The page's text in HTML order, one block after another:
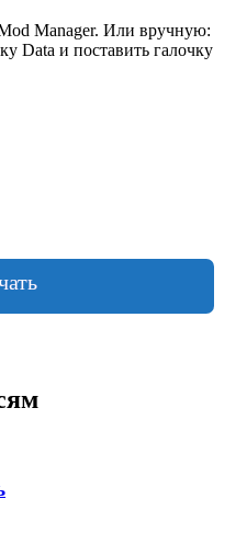
Manager. Или вручную:
Data и поставить галочку